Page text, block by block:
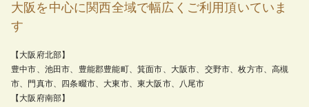
大阪を中心に関西全域で幅広くご利用頂いていま
す
【大阪府北部】
豊中市、池田市、豊能郡豊能町、箕面市、大阪市、交野市、枚方市、高槻
市、門真市、四条畷市、大東市、東大阪市、八尾市
【大阪府南部】